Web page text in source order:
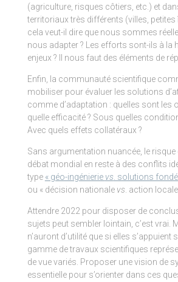
(agriculture, risques côtiers, etc.) et
territoriaux très différents (villes, petites
cela veut-il dire que nous sommes
nous adapter ? Les efforts sont-ils à la
enjeux ? Il nous faut des éléments de
Enfin, la communauté scientifique
mobiliser pour évaluer les solutions
comme d’adaptation : quelles sont les
quelle efficacité ? Sous quelles
Avec quels effets collatéraux ?
Sans argumentation nuancée, le risque
débat mondial en reste à des conflits
type « géo-ingénierie vs. solutions
ou « décision nationale vs. action locale
Attendre 2022 pour disposer de
sujets peut sembler lointain, c’est vrai.
n’auront d’utilité que si elles s’appuient
gamme de travaux scientifiques
de vue variés. Proposer une vision de
essentielle pour s’orienter dans ces